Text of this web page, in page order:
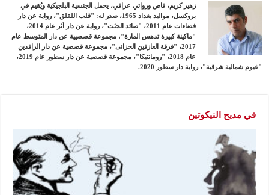
زهير كريم، قاص وروائي عراقي، يحمل الجنسية البلجيكية ويُقيم في
بروكسل، مواليد بغداد 1965، صدر له: "قلب اللقلق"، رواية عن دار
فضاءات عام 2011، "صائد الجثث"، رواية عن دار أثر عام 2014،
"ماكينة كبيرة تدهس المارة"، مجموعة قصصيية عن دار المتوسط عام
2017، "فرقة العازفين الحزانى"، مجموعة قصصية عن دار الرافدين
عام 2018، "رومانتيكا"، مجموعة قصصية عن دار سطور عام 2019،
"غيوم شمالية شرقية"، رواية دار سطور 2020.
في مديح النيكوتين